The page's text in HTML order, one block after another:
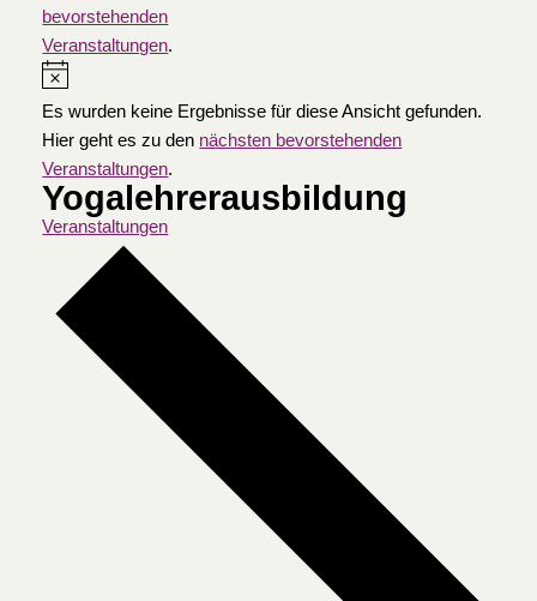
bevorstehenden
Veranstaltungen.
Es wurden keine Ergebnisse für diese Ansicht gefunden.
Hier geht es zu den nächsten bevorstehenden
Veranstaltungen.
Yogalehrerausbildung
Veranstaltungen